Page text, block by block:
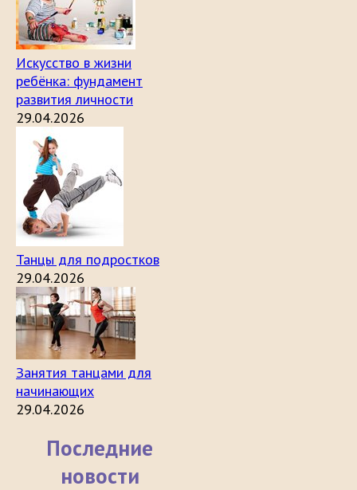
Искусство в жизни
ребёнка: фундамент
развития личности
29.04.2026
Танцы для подростков
29.04.2026
Занятия танцами для
начинающих
29.04.2026
Последние
новости